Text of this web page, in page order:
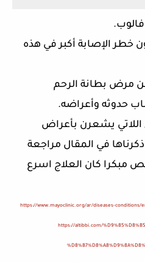
خطر الإصابة أكبر في هذه
مرض بطانة الرحم
حدوثه وأعراضه.
يشعرن بأعراض
في المقال مراجعة
مبكرا كان العلاج اسرع
https://www.mayoclinic.org/ar/diseases-conditions/
https://altibbi.com/